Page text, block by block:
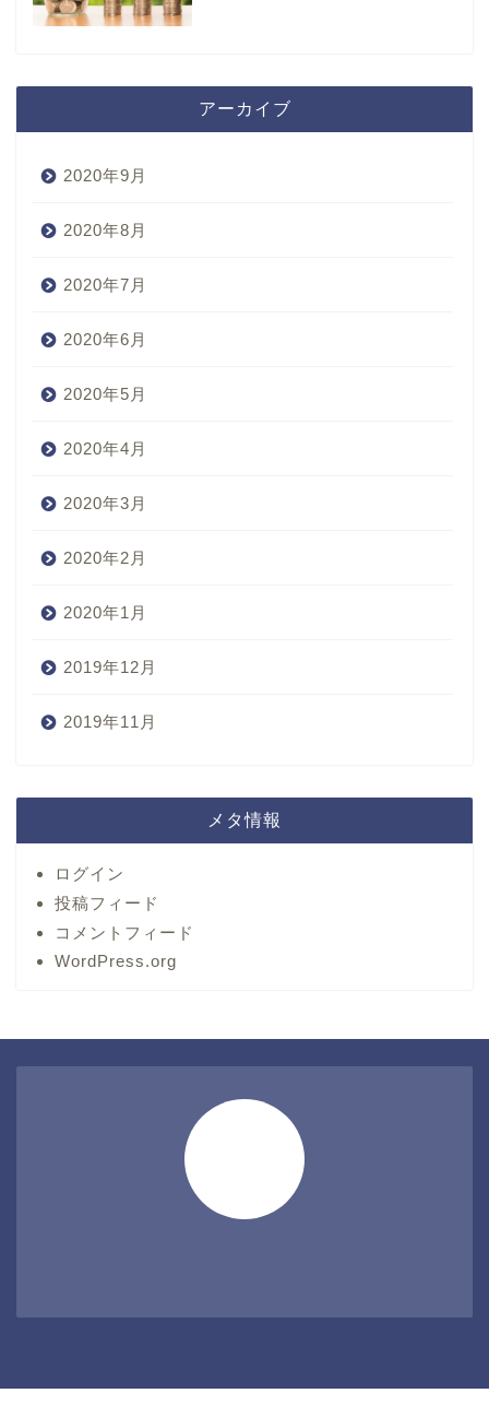
アーカイブ
2020年9月
2020年8月
2020年7月
2020年6月
2020年5月
2020年4月
2020年3月
2020年2月
2020年1月
2019年12月
2019年11月
メタ情報
ログイン
投稿フィード
コメントフィード
WordPress.org